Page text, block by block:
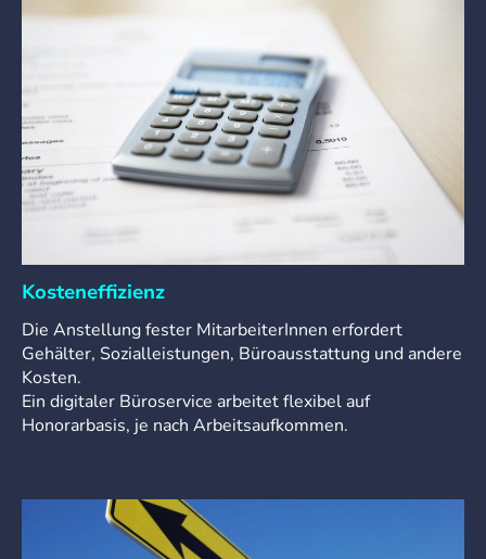
Kosteneffizienz
Die Anstellung fester MitarbeiterInnen erfordert
Gehälter, Sozialleistungen, Büroausstattung und andere
Kosten.
Ein digitaler Büroservice arbeitet flexibel auf
Honorarbasis, je nach Arbeitsaufkommen.